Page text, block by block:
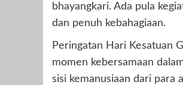
bhayangkari. Ada pula
dan penuh kebahagiaan.
Peringatan Hari Kesatuan
momen kebersamaan
sisi kemanusiaan dari para